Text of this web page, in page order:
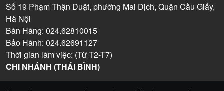
Số 19 Phạm Thận Duật, phường Mai Dịch, Quận Cầu Giấy,
Hà Nội
Bán Hàng: 024.62810015
Bảo Hành: 024.62691127
Thời gian làm việc: (Từ T2-T7)
CHI NHÁNH (THÁI BÌNH)